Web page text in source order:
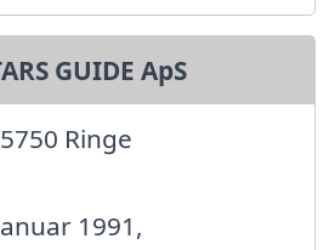
GUIDE ApS
Ringe
1991,